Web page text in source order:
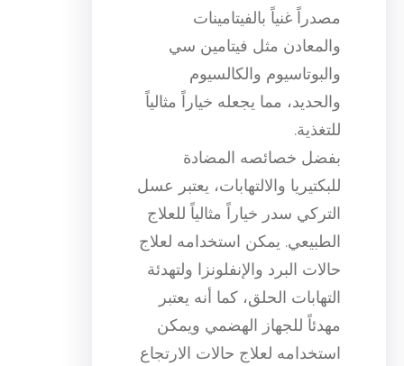
مصدراً غنياً بالفيتامينات
والمعادن مثل فيتامين سي
والبوتاسيوم والكالسيوم
والحديد، مما يجعله خياراً مثالياً
للتغذية.
بفضل خصائصه المضادة
للبكتيريا والالتهابات، يعتبر عسل
التركي سدر خياراً مثالياً للعلاج
الطبيعي. يمكن استخدامه لعلاج
حالات البرد والإنفلونزا ولتهدئة
التهابات الحلق، كما أنه يعتبر
مهدئاً للجهاز الهضمي ويمكن
استخدامه لعلاج حالات الارتجاع